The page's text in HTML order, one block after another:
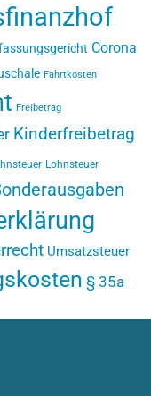
Corona
Fahrtkosten
Freibetrag
Kinderfreibetrag
Lohnsteuer
Umsatzsteuer
§ 35a